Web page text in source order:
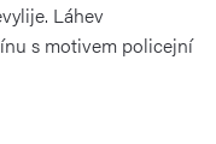
Láhev
s motivem policejní